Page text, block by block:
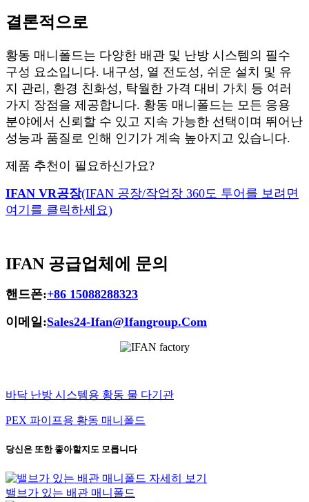
결론적으로
황동 매니폴드는 다양한 배관 및 난방 시스템의 필수
구성 요소입니다. 내구성, 열 전도성, 쉬운 설치 및 유
지 관리, 환경 친화성, 탁월한 가격 대비 가치 등 여러
가지 장점을 제공합니다. 황동 매니폴드는 모든 응용
분야에서 신뢰할 수 있고 지속 가능한 선택이며 뛰어난
성능과 품질로 인해 인기가 계속 높아지고 있습니다.
제품 추천이 필요하신가요?
IFAN VR공장(IFAN 공장/작업장 360도 투어를 보려면
여기를 클릭하세요)
IFAN 공급업체에 문의
핸드폰:+86 15088288323
이메일:Sales24-Ifan@Ifangroup.Com
바닥 난방 시스템용 황동 물 다기관
PEX 파이프용 황동 매니폴드
당신은 또한 좋아할지도 모릅니다
자세히 보기
밸브가 있는 배관 매니폴드